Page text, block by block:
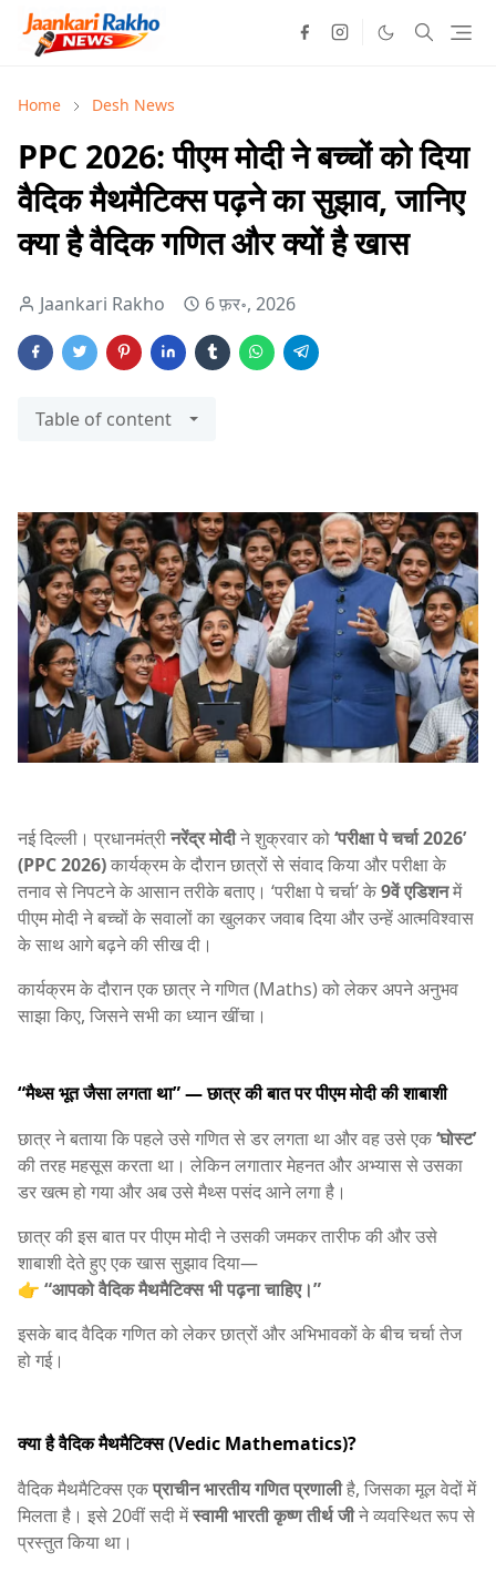
Home Desh News
PPC 2026: पीएम मोदी ने बच्चों को दिया
वैदिक मैथमैटिक्स पढ़ने का सुझाव, जानिए
क्या है वैदिक गणित और क्यों है खास
Jaankari Rakho 6 फ़र॰, 2026
Table of content
नई दिल्ली। प्रधानमंत्रीनरेंद्र मोदीने शुक्रवार को‘परीक्षा पे चर्चा 2026’
(PPC 2026)कार्यक्रम के दौरान छात्रों से संवाद किया और परीक्षा के
तनाव से निपटने के आसान तरीके बताए। ‘परीक्षा पे चर्चा’ के9वें एडिशनमें
पीएम मोदी ने बच्चों के सवालों का खुलकर जवाब दिया और उन्हें आत्मविश्वास
के साथ आगे बढ़ने की सीख दी।
कार्यक्रम के दौरान एक छात्र ने गणित (Maths) को लेकर अपने अनुभव
साझा किए, जिसने सभी का ध्यान खींचा।
“मैथ्स भूत जैसा लगता था” — छात्र की बात पर पीएम मोदी की शाबाशी
छात्र ने बताया कि पहले उसे गणित से डर लगता था और वह उसे एक‘घोस्ट’
की तरह महसूस करता था। लेकिन लगातार मेहनत और अभ्यास से उसका
डर खत्म हो गया और अब उसे मैथ्स पसंद आने लगा है।
छात्र की इस बात पर पीएम मोदी ने उसकी जमकर तारीफ की और उसे
शाबाशी देते हुए एक खास सुझाव दिया—
👉 “आपको वैदिक मैथमैटिक्स भी पढ़ना चाहिए।”
इसके बाद वैदिक गणित को लेकर छात्रों और अभिभावकों के बीच चर्चा तेज
हो गई।
क्या है वैदिक मैथमैटिक्स (Vedic Mathematics)?
वैदिक मैथमैटिक्स एकप्राचीन भारतीय गणित प्रणालीहै, जिसका मूल वेदों में
मिलता है। इसे 20वीं सदी मेंस्वामी भारती कृष्ण तीर्थ जीने व्यवस्थित रूप से
प्रस्तुत किया था।